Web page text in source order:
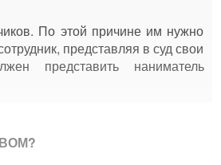
По этой причине им нужно
представляя в суд свои
представить наниматель